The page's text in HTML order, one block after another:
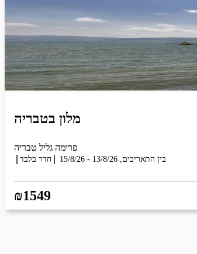
מלון בטבריה
₪1549
פרימה גליל טבריה
בין התאריכים, -
15/8/26 חדר בלבד